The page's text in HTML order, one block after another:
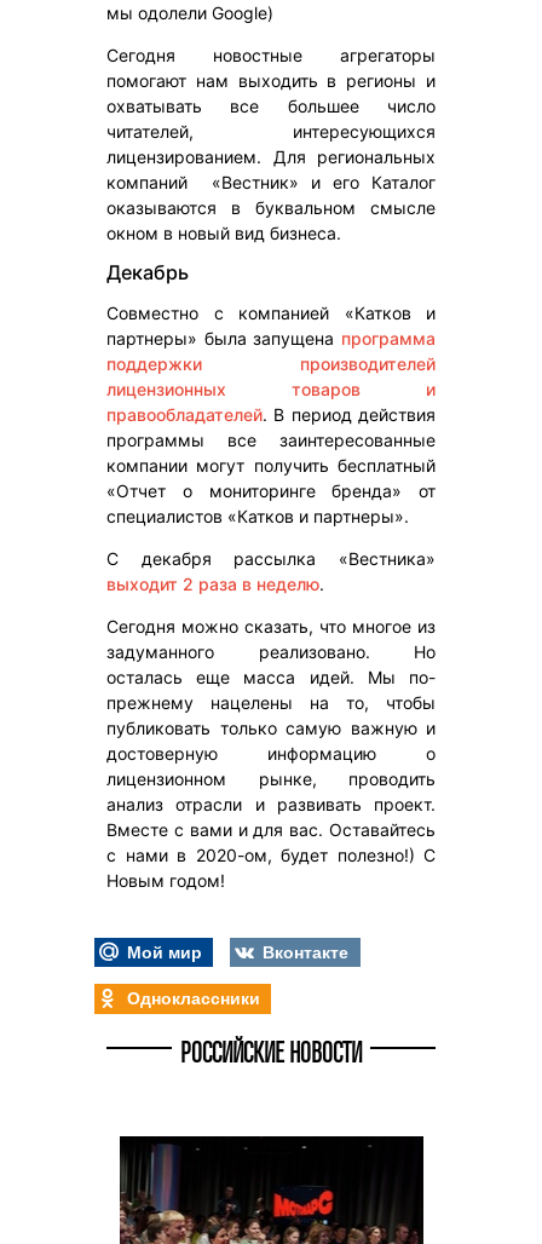
мы одолели Google)
Сегодня новостные агрегаторы
помогают нам выходить в регионы и
охватывать все большее число
читателей, интересующихся
лицензированием. Для региональных
компаний «Вестник» и его Каталог
оказываются в буквальном смысле
окном в новый вид бизнеса.
Декабрь
Совместно с компанией «Катков и
партнеры» была запущена программа
поддержки производителей
лицензионных товаров и
правообладателей. В период действия
программы все заинтересованные
компании могут получить бесплатный
«Отчет о мониторинге бренда» от
специалистов «Катков и партнеры».
С декабря рассылка «Вестника»
выходит 2 раза в неделю.
Сегодня можно сказать, что многое из
задуманного реализовано. Но
осталась еще масса идей. Мы по-
прежнему нацелены на то, чтобы
публиковать только самую важную и
достоверную информацию о
лицензионном рынке, проводить
анализ отрасли и развивать проект.
Вместе с вами и для вас. Оставайтесь
с нами в 2020-ом, будет полезно!) С
Новым годом!
Мой мир
Вконтакте
Одноклассники
РОССИЙСКИЕ НОВОСТИ